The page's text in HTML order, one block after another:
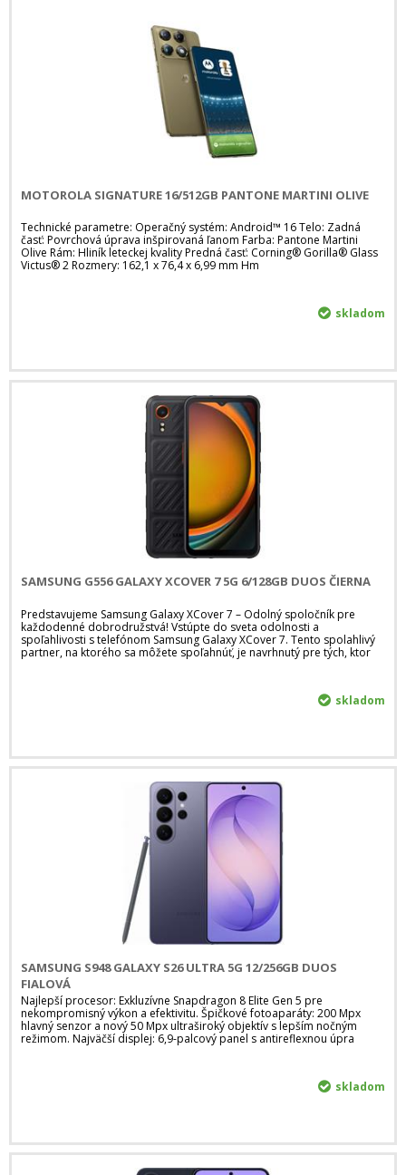
MOTOROLA SIGNATURE 16/512GB PANTONE MARTINI OLIVE
Technické parametre: Operačný systém: Android™ 16 Telo: Zadná
časť: Povrchová úprava inšpirovaná ľanom Farba: Pantone Martini
Olive Rám: Hliník leteckej kvality Predná časť: Corning® Gorilla® Glass
Victus® 2 Rozmery: 162,1 x 76,4 x 6,99 mm Hm
skladom
SAMSUNG G556 GALAXY XCOVER 7 5G 6/128GB DUOS ČIERNA
Predstavujeme Samsung Galaxy XCover 7 – Odolný spoločník pre
každodenné dobrodružstvá! Vstúpte do sveta odolnosti a
spoľahlivosti s telefónom Samsung Galaxy XCover 7. Tento spolahlivý
partner, na ktorého sa môžete spoľahnúť, je navrhnutý pre tých, ktor
skladom
SAMSUNG S948 GALAXY S26 ULTRA 5G 12/256GB DUOS
FIALOVÁ
Najlepší procesor: Exkluzívne Snapdragon 8 Elite Gen 5 pre
nekompromisný výkon a efektivitu. Špičkové fotoaparáty: 200 Mpx
hlavný senzor a nový 50 Mpx ultraširoký objektív s lepším nočným
režimom. Najväčší displej: 6,9-palcový panel s antireflexnou úpra
skladom